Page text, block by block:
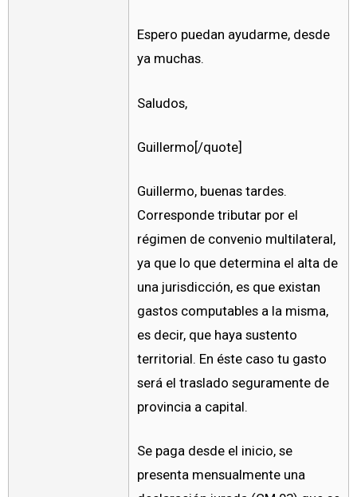
Espero puedan ayudarme, desde
ya muchas.
Saludos,
Guillermo[/quote]
Guillermo, buenas tardes.
Corresponde tributar por el
régimen de convenio multilateral,
ya que lo que determina el alta de
una jurisdicción, es que existan
gastos computables a la misma,
es decir, que haya sustento
territorial. En éste caso tu gasto
será el traslado seguramente de
provincia a capital.
Se paga desde el inicio, se
presenta mensualmente una